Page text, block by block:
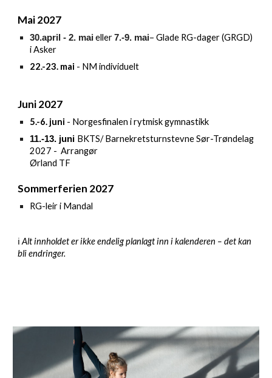
Mai 2027
30.april- 2. maieller7.-9. mai–Glade RG-dager (GRGD)
i Asker
22.-23. mai - NM individuelt
Juni 2027
5.-6. juni - Norgesfinalen i rytmisk gymnastikk
11.-13. juni BKTS/ Barnekretsturnstevne Sør-Trøndelag
2027 - Arrangør
Ørland TF
Sommerferien 2027
RG-leir i Mandal
ℹ️Alt innholdet er ikke endelig planlagt inn i kalenderen – det kan
bli endringer.